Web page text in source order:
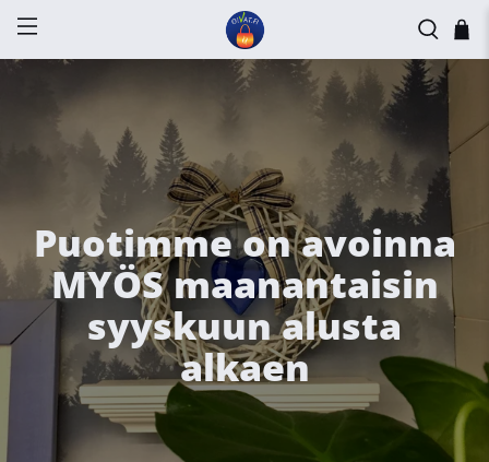
Puotimme on avoinna
MYÖS maanantaisin
syyskuun alusta
alkaen